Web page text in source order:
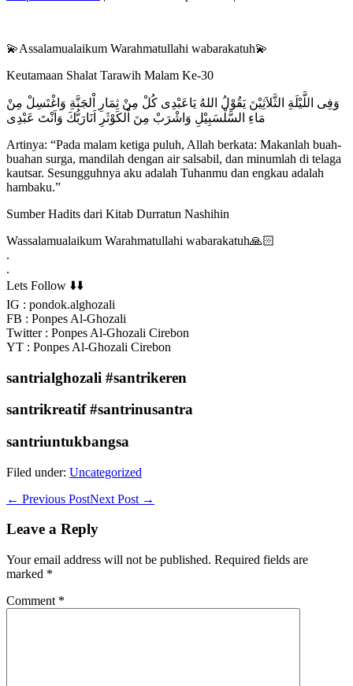
💫Assalamualaikum Warahmatullahi wabarakatuh💫
Keutamaan Shalat Tarawih Malam Ke-30
وَفِى اللَّيْلَةِ الثَّلاَثِيْنَ يَقُوْلُ اللهُ يَاعَبْدِى كُلْ مِنْ ثِمَارِ اْلجَنَّةِ وَاغْتَسِلْ مِنْ
مَاءِ السَّلْسَبِيْلِ وَاشْرَبْ مِنَ اْلكَوْثَرِ اَنَارَبُّكَ وَاَنْتَ عَبْدِى
Artinya: “Pada malam ketiga puluh, Allah berkata: Makanlah buah-
buahan surga, mandilah dengan air salsabil, dan minumlah di telaga
kautsar. Sesungguhnya aku adalah Tuhanmu dan engkau adalah
hambaku.”
Sumber Hadits dari Kitab Durratun Nashihin
Wassalamualaikum Warahmatullahi wabarakatuh🙏🏻
.
.
Lets Follow ⬇️⬇️
IG : pondok.alghozali
FB : Ponpes Al-Ghozali
Twitter : Ponpes Al-Ghozali Cirebon
YT : Ponpes Al-Ghozali Cirebon
santrialghozali #santrikeren
santrikreatif #santrinusantra
santriuntukbangsa
Filed under: Uncategorized
Post
← Previous PostNext Post →
Leave a Reply
Your email address will not be published. Required fields are
marked *
Comment *